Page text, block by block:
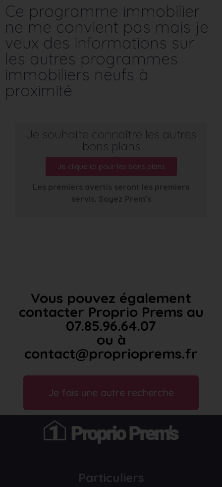
Ce programme immobilier
ne me convient pas mais je
veux des informations sur
les autres programmes
immobiliers neufs à
proximité
Je souhaite connaître les autres
bons plans
Je clique ici pour les bons plans
Les premiers avertis seront les premiers
servis. Soyez Prem’s
Vous pouvez également
contacter Proprio Prems au
07.85.96.64.07
ou à
contact@proprioprems.fr
Je fais une autre recherche
Particuliers